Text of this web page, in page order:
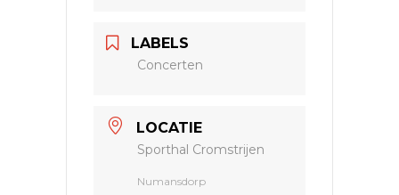
LABELS
Concerten
LOCATIE
Sporthal Cromstrijen
Numansdorp